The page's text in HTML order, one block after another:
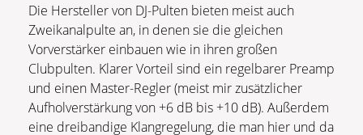
Die Hersteller von DJ-Pulten bieten meist auch
Zweikanalpulte an, in denen sie die gleichen
Vorverstärker einbauen wie in ihren großen
Clubpulten. Klarer Vorteil sind ein regelbarer Preamp
und einen Master-Regler (meist mir zusätzlicher
Aufholverstärkung von +6 dB bis +10 dB). Außerdem
eine dreibandige Klangregelung, die man hier und da